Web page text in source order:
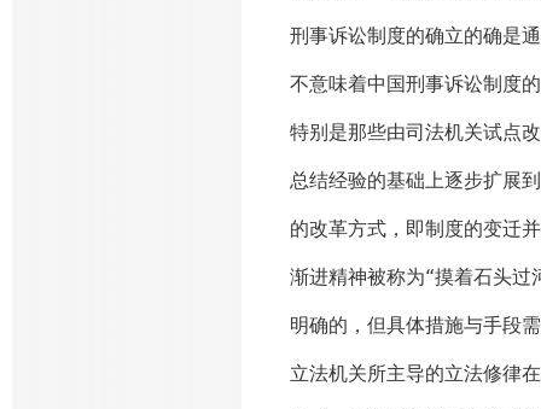
刑事诉讼制度的确立的确是
不意味着中国刑事诉讼制度
特别是那些由司法机关试点
总结经验的基础上逐步扩展
的改革方式，即制度的变迁
渐进精神被称为“摸着石头
明确的，但具体措施与手段
立法机关所主导的立法修律